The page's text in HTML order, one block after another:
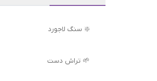
❇️ سنگ لاجورد
🌱 تراش دست